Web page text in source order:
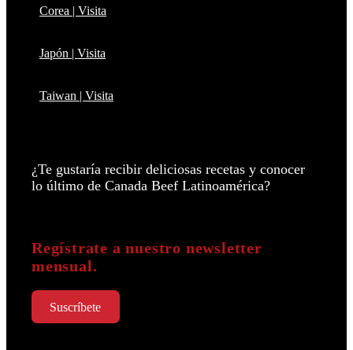
Corea | Visita
Japón | Visita
Taiwan | Visita
¿Te gustaría recibir deliciosas recetas y conocer
lo último de Canada Beef Latinoamérica?
Regístrate a nuestro newsletter
mensual.
Suscríbete